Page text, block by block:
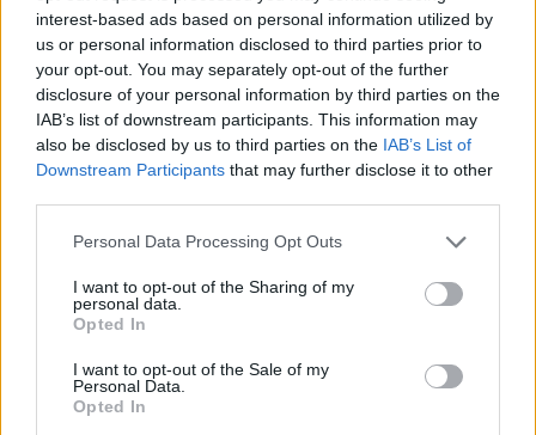
interest-based ads based on personal information utilized by
us or personal information disclosed to third parties prior to
your opt-out. You may separately opt-out of the further
disclosure of your personal information by third parties on the
IAB’s list of downstream participants. This information may
also be disclosed by us to third parties on the IAB’s List of
Downstream Participants that may further disclose it to other
Personal Data Processing Opt Outs
I want to opt-out of the Sharing of my
personal data.
Opted In
I want to opt-out of the Sale of my
Personal Data.
Opted In
ΠΕΡΙΣΣΟΤΕΡΑ ΣΤΗΝ ΙΔΙΑ ΚΑΤΗΓΟΡΙΑ
πρωταθλητή Ελλάδος, Εμμανουήλ
Καραλή
04 Αυγούστου 2025
Hellenic Healthcare Group:
Ασημένια Διάκριση από τον